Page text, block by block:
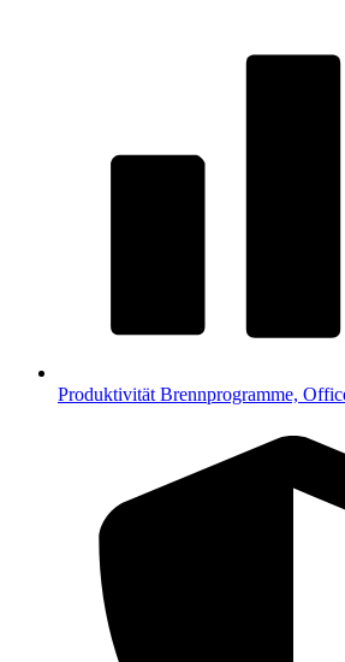
Produktivität Brennprogramme,